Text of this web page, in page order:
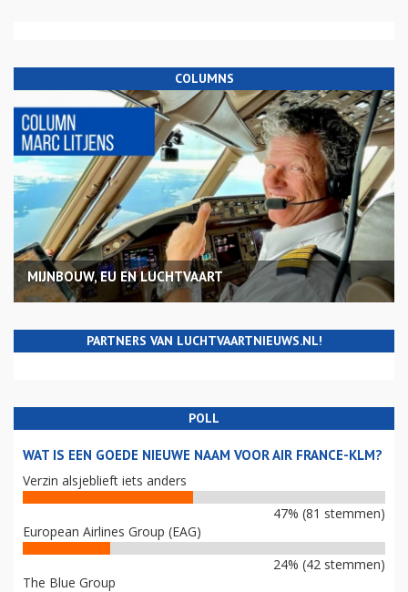
COLUMNS
MIJNBOUW, EU EN LUCHTVAART
PARTNERS VAN LUCHTVAARTNIEUWS.NL!
POLL
WAT IS EEN GOEDE NIEUWE NAAM VOOR AIR FRANCE-KLM?
Verzin alsjeblieft iets anders
47% (81 stemmen)
European Airlines Group (EAG)
24% (42 stemmen)
The Blue Group